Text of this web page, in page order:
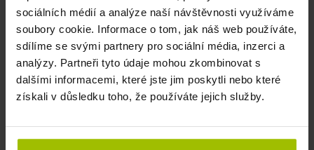
sociálních médií a analýze naší návštěvnosti využíváme
soubory cookie. Informace o tom, jak náš web používáte,
sdílíme se svými partnery pro sociální média, inzerci a
analýzy. Partneři tyto údaje mohou zkombinovat s
dalšími informacemi, které jste jim poskytli nebo které
získali v důsledku toho, že používáte jejich služby.
hebkou
Mořské řasy vám zajistí ještě více
obdivných pohledů
Poznejte tajemství mořských řas a získejte
dokonalenapjatoua mladě vypadající pokožku. Mořské
řasy jsou právem nazývány pokladem moře. Obsahují